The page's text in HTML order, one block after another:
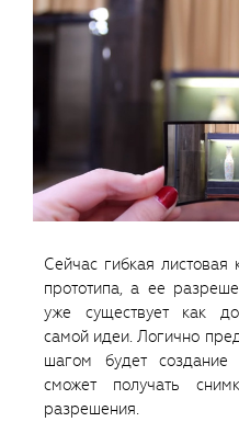
Сейчас гибкая
прототипа, а ее
уже существует как
самой идеи. Логично
шагом будет создание
сможет получать
разрешения.